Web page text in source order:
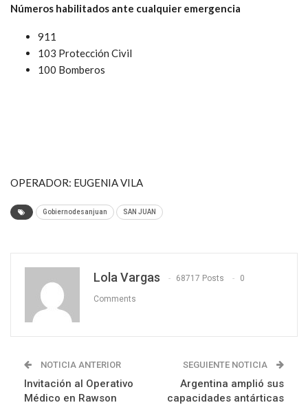
Números habilitados ante cualquier emergencia
911
103 Protección Civil
100 Bomberos
OPERADOR: EUGENIA VILA
Gobiernodesanjuan SAN JUAN
Lola Vargas 68717 Posts 0
Comments
NOTICIA ANTERIOR
Invitación al Operativo
Médico en Rawson
SEGUIENTE NOTICIA
Argentina amplió sus
capacidades antárticas